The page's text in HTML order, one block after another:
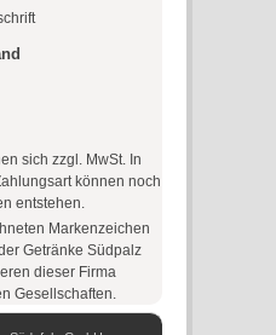
sich zzgl. MwSt. In
können noch
entstehen.
Markenzeichen
Getränke Südpalz
dieser Firma
Gesellschaften.